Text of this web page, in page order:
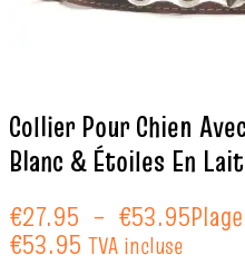
Collier Pour Chien
Blanc & Étoiles En
€27.95 – €53.95
€53.95 TVA incluse